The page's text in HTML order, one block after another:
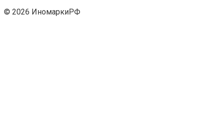
© 2026 ИномаркиРФ